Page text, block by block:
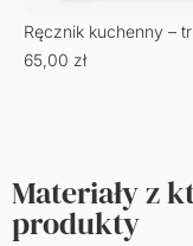
Ręcznik kuchenny –
65,00 zł
Materiały z
produkty